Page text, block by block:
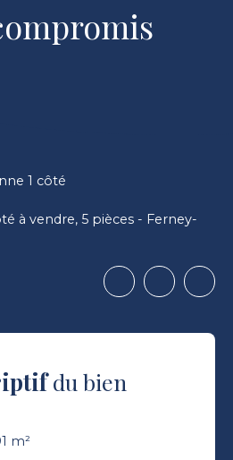
1 côté
à vendre, 5 pièces - Ferney-
du bien
m²